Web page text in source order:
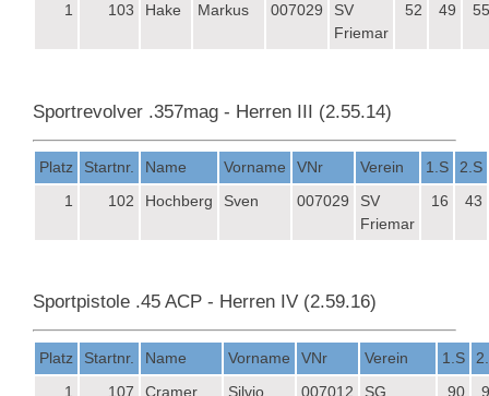
1
103 Hake Markus 007029
SV
Friemar
52 49 55
Sportrevolver .357mag - Herren III (2.55.14)
Platz Startnr. Name Vorname VNr Verein 1.S
2.S
1
102 Hochberg Sven 007029
SV
Friemar
16 43
Sportpistole .45 ACP - Herren IV (2.59.16)
Platz Startnr. Name Vorname VNr Verein 1.S
1
107 Cramer Silvio 007012
SG
90